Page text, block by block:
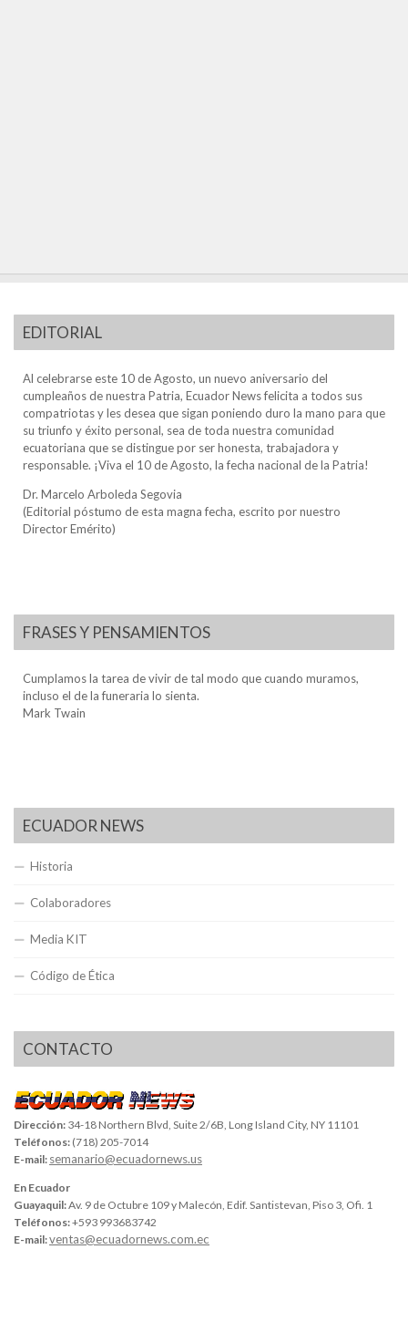
EDITORIAL
Al celebrarse este 10 de Agosto, un nuevo aniversario del
cumpleaños de nuestra Patria, Ecuador News felicita a todos sus
compatriotas y les desea que sigan poniendo duro la mano para que
su triunfo y éxito personal, sea de toda nuestra comunidad
ecuatoriana que se distingue por ser honesta, trabajadora y
responsable. ¡Viva el 10 de Agosto, la fecha nacional de la Patria!
Dr. Marcelo Arboleda Segovia
(Editorial póstumo de esta magna fecha, escrito por nuestro
Director Emérito)
FRASES Y PENSAMIENTOS
Cumplamos la tarea de vivir de tal modo que cuando muramos,
incluso el de la funeraria lo sienta.
Mark Twain
ECUADOR NEWS
Historia
Colaboradores
Media KIT
Código de Ética
CONTACTO
Dirección: 34-18 Northern Blvd, Suite 2/6B, Long Island City, NY 11101
Teléfonos: (718) 205-7014
E-mail: semanario@ecuadornews.us
En Ecuador
Guayaquil:Av. 9 de Octubre 109 y Malecón, Edif. Santistevan, Piso 3, Ofi. 1
Teléfonos:+593 993683742
E-mail:ventas@ecuadornews.com.ec